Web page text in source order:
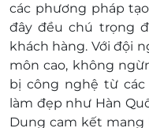
các phương pháp
đây đều chú trọng
khách hàng. Với đội
môn cao, không
bị công nghệ từ
làm đẹp như Hàn
Dung cam kết mang